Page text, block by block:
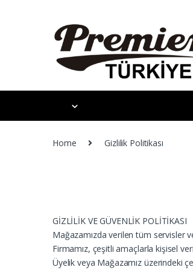
Home Gizlilik Politikası
GİZLİLİK VE GÜVENLİK POLİTİKASI
Mağazamızda verilen tüm
Firmamız, çeşitli amaçlarla kişisel
Üyelik veya Mağazamız üzerindeki